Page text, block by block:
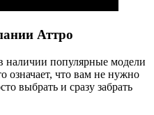
Аттро
наличии популярные модели
означает, что вам не нужно
выбрать и сразу забрать